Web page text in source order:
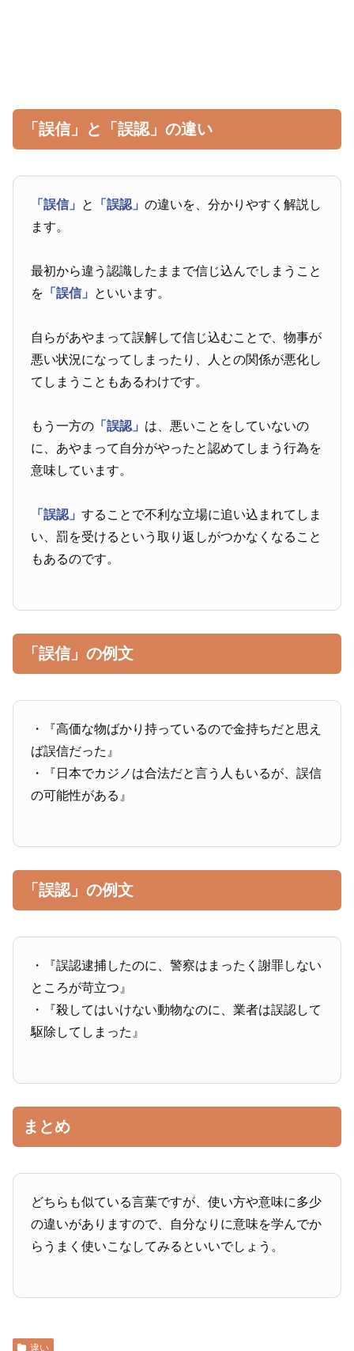
「誤信」と「誤認」の違い
「誤信」 と 「誤認」の違いを、分かりやすく解説し
ます。
最初から違う認識したままで信じ込んでしまうこと
を 「誤信」 といいます。
自らがあやまって誤解して信じ込むことで、物事が
悪い状況になってしまったり、人との関係が悪化し
てしまうこともあるわけです。
もう一方の 「誤認」 は、悪いことをしていないの
に、あやまって自分がやったと認めてしまう行為を
意味しています。
「誤認」することで不利な立場に追い込まれてしま
い、罰を受けるという取り返しがつかなくなること
もあるのです。
「誤信」の例文
・『高価な物ばかり持っているので金持ちだと思え
ば誤信だった』
・『日本でカジノは合法だと言う人もいるが、誤信
の可能性がある』
「誤認」の例文
・『誤認逮捕したのに、警察はまったく謝罪しない
ところが苛立つ』
・『殺してはいけない動物なのに、業者は誤認して
駆除してしまった』
まとめ
どちらも似ている言葉ですが、使い方や意味に多少
の違いがありますので、自分なりに意味を学んでか
らうまく使いこなしてみるといいでしょう。
違い